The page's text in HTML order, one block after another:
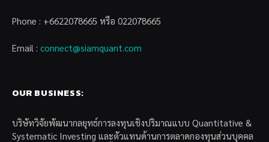
Phone : +6622078665 หรือ 022078665
Email : connect@siamquant.com
OUR BUSINESS:
บริษัทวิจัยพัฒนากลยุทธ์การลงทุนเชิงปริมาณแบบ Quantitative &
Systematic Investing และตัวแทนด้านการตลาดกองทุนส่วนบุคคล